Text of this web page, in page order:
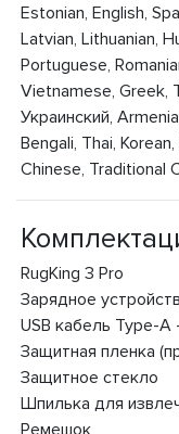
Estonian, English,
Latvian, Lithuanian,
Portuguese,
Vietnamese, Greek,
Украинский,
Bengali, Thai,
Chinese, Traditional
RugKing 3 Pro
Зарядное
USB кабель Type-A
Защитная пленка
Защитное стекло
Шпилька для
Ремешок